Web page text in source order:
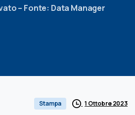
– Fonte: Data Manager
Stampa 1 Ottobre 2023